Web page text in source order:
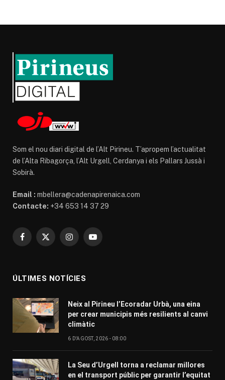
Som el nou diari digital de l’Alt Pirineu. T’apropem l’actualitat
de l’Alta Ribagorça, l’Alt Urgell, Cerdanya i els Pallars Jussà i
Sobirà.
Email : mbellera@cadenapirenaica.com
Contacte: +34 653 14 37 29
Facebook
X
InstagramYouTube
ÚLTIMES NOTÍCIES
Neix al Pirineu l’Ecoradar Urbà, una eina
per crear municipis més resilients al canvi
climàtic
6 D'AGOST, 2026 - 08:00
La Seu d’Urgell torna a reclamar millores
en el transport públic per garantir l’equitat